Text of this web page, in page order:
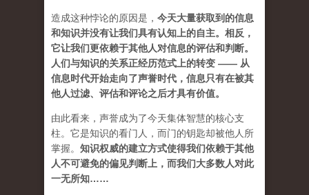
造成这种悖论的原因是， 今天大量获取到的信息
和知识并没有让我们具有认知上的自主。相反，
它让我们更依赖于其他人对信息的评估和判断。
人们与知识的关系正经历范式上的转变 —— 从
信息时代开始走向了声誉时代，信息只有在被其
他人过滤、评估和评论之后才具有价值。
由此看来，声誉成为了今天集体智慧的核心支
柱。它是知识的看门人，而门的钥匙却被他人所
掌握。 知识权威的建立方式使得我们依赖于其他
人不可避免的偏见判断上，而我们大多数人对此
一无所知……